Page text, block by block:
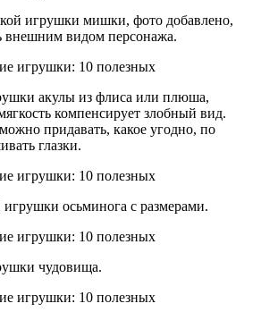
игрушки мишки, фото добавлено,
внешним видом персонажа.
акулы из флиса или плюша,
компенсирует злобный вид.
придавать, какое угодно, по
глазки.
осьминога с размерами.
чудовища.